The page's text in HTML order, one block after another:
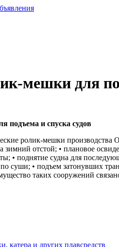
мешки для
подъема и спуска судов
ролик-мешки
отстой; • плановое
• поднятие судна для
суши; • подъем затонувших
таких сооружений
катера и других плавсредств